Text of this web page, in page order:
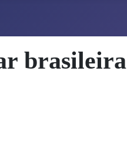
brasileira